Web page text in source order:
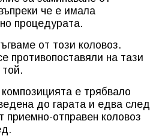
че е имала
процедурата.
от този коловоз.
противопоставяли на тази
е трябвало
до гарата и едва след
приемно-отправен коловоз